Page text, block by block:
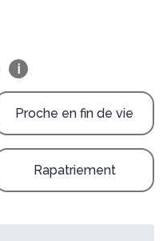
i
Proche en fin de vie
Rapatriement